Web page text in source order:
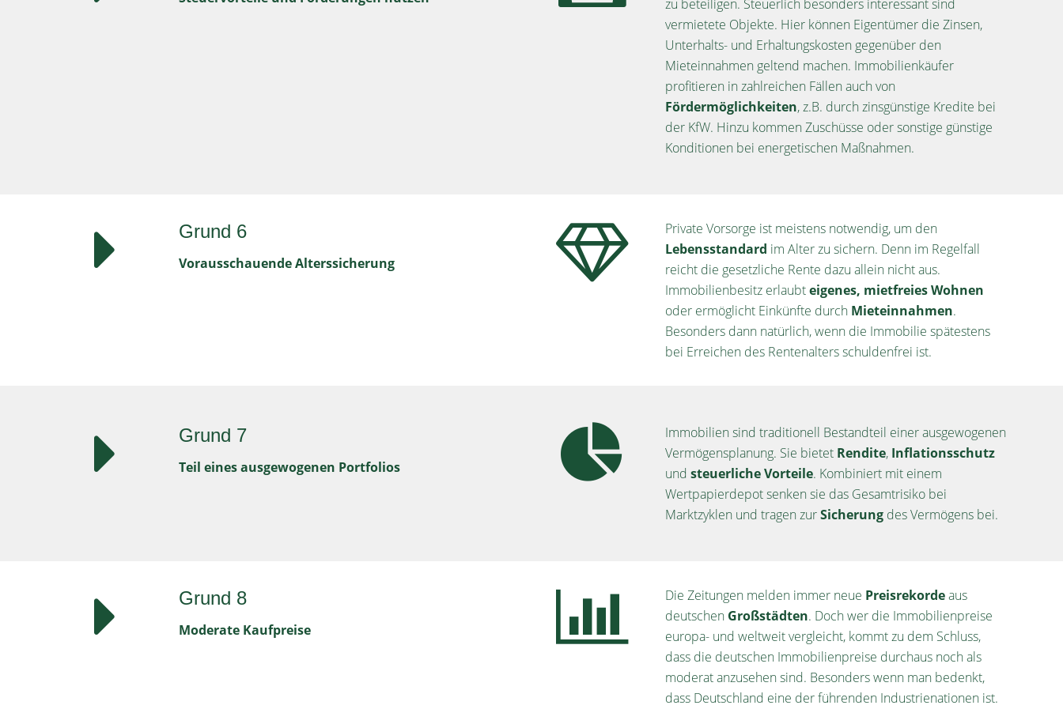
zu beteiligen. Steuerlich besonders interessant sind
vermietete Objekte. Hier können Eigentümer die Zinsen,
Unterhalts- und Erhaltungskosten gegenüber den
Mieteinnahmen geltend machen. Immobilienkäufer
profitieren in zahlreichen Fällen auch von
Fördermöglichkeiten, z.B. durch zinsgünstige Kredite bei
der KfW. Hinzu kommen Zuschüsse oder sonstige günstige
Konditionen bei energetischen Maßnahmen.
Grund 6
Vorausschauende Alterssicherung
Private Vorsorge ist meistens notwendig, um den
Lebensstandard im Alter zu sichern. Denn im Regelfall
reicht die gesetzliche Rente dazu allein nicht aus.
Immobilienbesitz erlaubteigenes, mietfreies Wohnen
oder ermöglicht Einkünfte durch Mieteinnahmen.
Besonders dann natürlich, wenn die Immobilie spätestens
bei Erreichen des Rentenalters schuldenfrei ist.
Grund 7
Teil eines ausgewogenen Portfolios
Immobilien sind traditionell Bestandteil einer ausgewogenen
Vermögensplanung. Sie bietet Rendite, Inflationsschutz
und steuerliche Vorteile. Kombiniert mit einem
Wertpapierdepot senken sie das Gesamtrisiko bei
Marktzyklen und tragen zurSicherung des Vermögens bei.
Grund 8
Moderate Kaufpreise
Die Zeitungen melden immer neue Preisrekordeaus
deutschen Großstädten. Doch wer die Immobilienpreise
europa- und weltweit vergleicht, kommt zu dem Schluss,
dass die deutschen Immobilienpreise durchaus noch als
moderat anzusehen sind. Besonders wenn man bedenkt,
dass Deutschland eine der führenden Industrienationen ist.